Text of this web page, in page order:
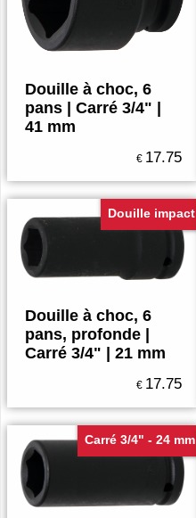
Douille à choc, 6
pans | Carré 3/4" |
41 mm
€ 17.75
Douille impact
Douille à choc, 6
pans, profonde |
Carré 3/4" | 21 mm
€ 17.75
Carré 3/4" - 24 mm